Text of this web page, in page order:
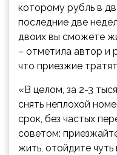
которому рубль в
последние две
двоих вы сможете
– отметила автор и
что приезжие тратят
«В целом, за 2-3
снять неплохой
срок, без частых
советом:
жить, отойдите